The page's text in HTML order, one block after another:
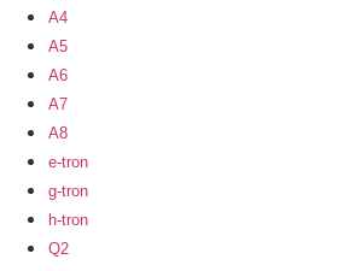
A4
A5
A6
A7
A8
e-tron
g-tron
h-tron
Q2